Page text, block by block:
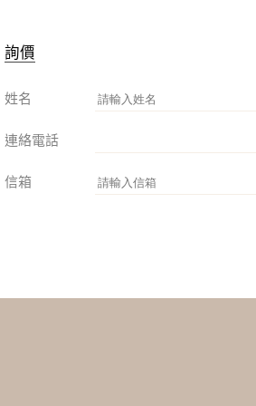
詢價
姓名
連絡電話
信箱